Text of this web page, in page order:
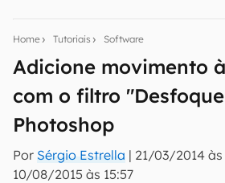
Home Tutoriais Software
Adicione movimento
com o filtro
Photoshop
Por Sérgio Estrella | 21/03/2014 às
10/08/2015 às 15:57
inscreva-se
Uso e Política de Privacidade do